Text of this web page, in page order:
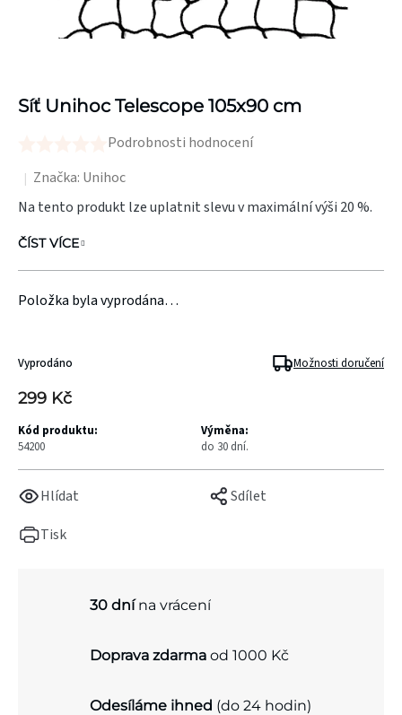
Síť Unihoc Telescope 105x90 cm
hodnocení
produktu
0,0
z
5
Podrobnosti hodnocení
Značka: Unihoc
Položka byla vyprodána…
Na tento produkt lze uplatnit slevu v maximální výši 20 %.
ČÍST VÍCE
Tisk
Hlídat Sdílet
299 Kč
Vyprodáno Možnosti doručení
Kód produktu:
54200
Výměna:
do 30 dní.
30 dnína vrácení
Doprava zdarma od 1000 Kč
Odesíláme ihned (do 24 hodin)